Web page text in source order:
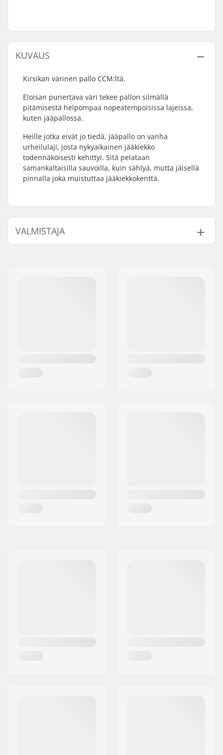
KUVAUS
Kirsikan värinen pallo CCM:ltä.
Eloisan punertava väri tekee pallon silmällä
pitämisestä helpompaa nopeatempoisissa lajeissa,
kuten jääpallossa.
Heille jotka eivät jo tiedä, jääpallo on vanha
urheilulaji, josta nykyaikainen jääkiekko
todennäköisesti kehittyi. Sitä pelataan
samankaltaisilla sauvoilla, kuin sählyä, mutta jäisellä
pinnalla joka muistuttaa jääkiekkokenttä.
VALMISTAJA